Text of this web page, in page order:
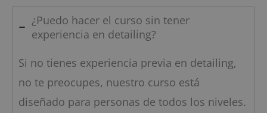
¿Puedo hacer el curso sin tener
experiencia en detailing?
Si no tienes experiencia previa en detailing,
no te preocupes, nuestro curso está
diseñado para personas de todos los niveles.